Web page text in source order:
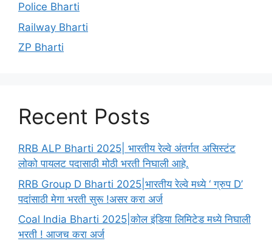
Police Bharti
Railway Bharti
ZP Bharti
Recent Posts
RRB ALP Bharti 2025| भारतीय रेल्वे अंतर्गत असिस्टंट
लोको पायलट पदासाठी मोठी भरती निघाली आहे.
RRB Group D Bharti 2025|भारतीय रेल्वे मध्ये ‘ ग्रुप D’
पदांसाठी मेगा भरती सुरू !असर करा अर्ज
Coal India Bharti 2025|कोल इंडिया लिमिटेड मध्ये निघाली
भरती ! आजच करा अर्ज